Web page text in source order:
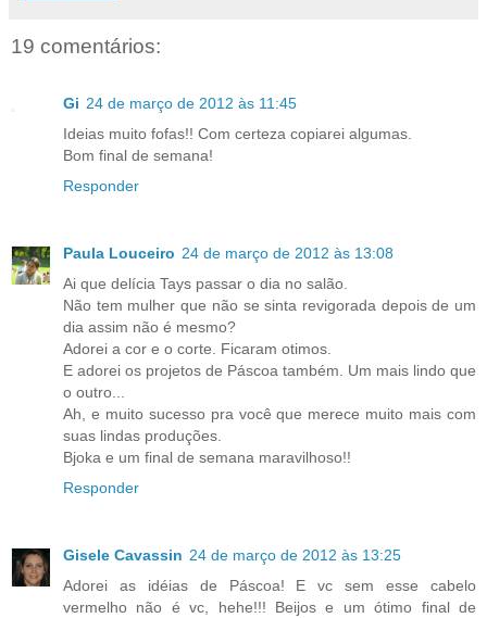
19 comentários:
Gi 24 de março de 2012 às 11:45
Ideias muito fofas!! Com certeza copiarei algumas.
Bom final de semana!
Responder
Paula Louceiro 24 de março de 2012 às 13:08
Ai que delícia Tays passar o dia no salão.
Não tem mulher que não se sinta revigorada depois de um
dia assim não é mesmo?
Adorei a cor e o corte. Ficaram otimos.
E adorei os projetos de Páscoa também. Um mais lindo que
o outro...
Ah, e muito sucesso pra você que merece muito mais com
suas lindas produções.
Bjoka e um final de semana maravilhoso!!
Responder
Gisele Cavassin 24 de março de 2012 às 13:25
Adorei as idéias de Páscoa! E vc sem esse cabelo
vermelho não é vc, hehe!!! Beijos e um ótimo final de